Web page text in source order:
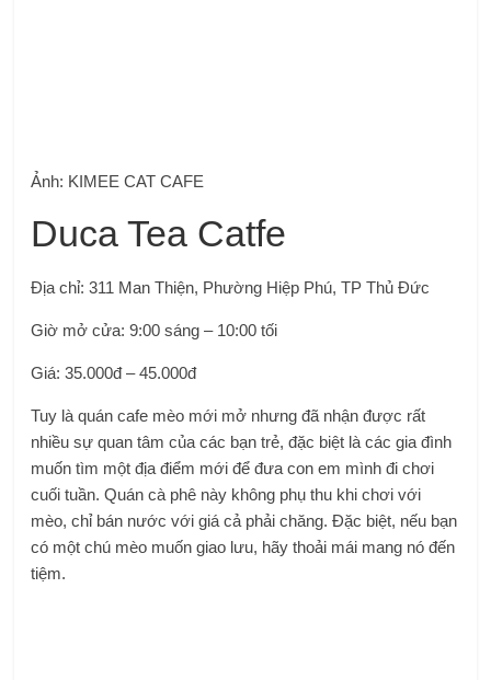
Ảnh: KIMEE CAT CAFE
Duca Tea Catfe
Địa chỉ: 311 Man Thiện, Phường Hiệp Phú, TP Thủ Đức
Giờ mở cửa: 9:00 sáng – 10:00 tối
Giá: 35.000đ – 45.000đ
Tuy là quán cafe mèo mới mở nhưng đã nhận được rất
nhiều sự quan tâm của các bạn trẻ, đặc biệt là các gia đình
muốn tìm một địa điểm mới để đưa con em mình đi chơi
cuối tuần. Quán cà phê này không phụ thu khi chơi với
mèo, chỉ bán nước với giá cả phải chăng. Đặc biệt, nếu bạn
có một chú mèo muốn giao lưu, hãy thoải mái mang nó đến
tiệm.